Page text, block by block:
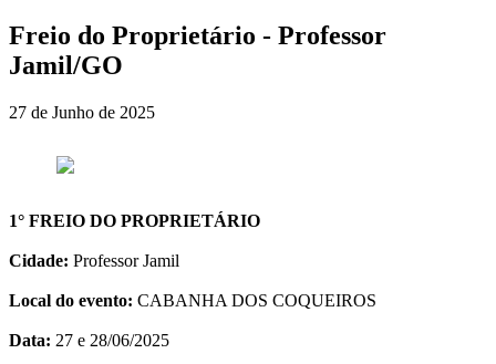
Freio do Proprietário - Professor
Jamil/GO
27 de Junho de 2025
1° FREIO DO PROPRIETÁRIO
Cidade: Professor Jamil
Local do evento: CABANHA DOS COQUEIROS
Data: 27 e 28/06/2025